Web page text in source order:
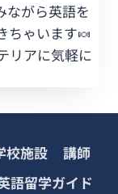
ながら英語を
ちゃいます🍬
リアに気軽に
校施設
講師
語留学ガイド